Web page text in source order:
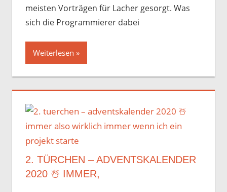
meisten Vorträgen für Lacher gesorgt. Was
sich die Programmierer dabei
Weiterlesen
2. TÜRCHEN – ADVENTSKALENDER
2020 ☃️️ IMMER,